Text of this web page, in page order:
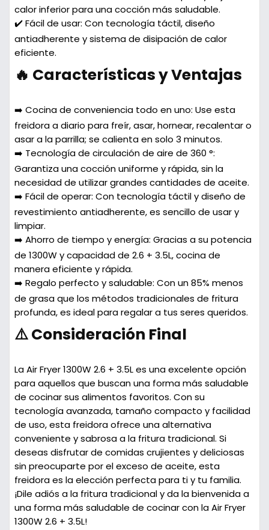
calor inferior para una cocción más saludable.
✔️ Fácil de usar: Con tecnología táctil, diseño
antiadherente y sistema de disipación de calor
eficiente.
🔥 Características y Ventajas
➡️ Cocina de conveniencia todo en uno: Use esta
freidora a diario para freír, asar, hornear, recalentar o
asar a la parrilla; se calienta en solo 3 minutos.
➡️ Tecnología de circulación de aire de 360 ​​°:
Garantiza una cocción uniforme y rápida, sin la
necesidad de utilizar grandes cantidades de aceite.
➡️ Fácil de operar: Con tecnología táctil y diseño de
revestimiento antiadherente, es sencillo de usar y
limpiar.
➡️ Ahorro de tiempo y energía: Gracias a su potencia
de 1300W y capacidad de 2.6 + 3.5L, cocina de
manera eficiente y rápida.
➡️ Regalo perfecto y saludable: Con un 85% menos
de grasa que los métodos tradicionales de fritura
profunda, es ideal para regalar a tus seres queridos.
⚠️ Consideración Final
La Air Fryer 1300W 2.6 + 3.5L es una excelente opción
para aquellos que buscan una forma más saludable
de cocinar sus alimentos favoritos. Con su
tecnología avanzada, tamaño compacto y facilidad
de uso, esta freidora ofrece una alternativa
conveniente y sabrosa a la fritura tradicional. Si
deseas disfrutar de comidas crujientes y deliciosas
sin preocuparte por el exceso de aceite, esta
freidora es la elección perfecta para ti y tu familia.
¡Dile adiós a la fritura tradicional y da la bienvenida a
una forma más saludable de cocinar con la Air Fryer
1300W 2.6 + 3.5L!